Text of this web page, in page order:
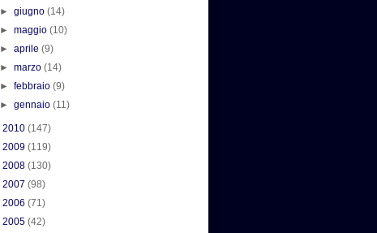
►giugno(14)
►maggio(10)
►aprile(9)
►marzo(14)
►febbraio(9)
►gennaio(11)
2010 (147)
2009 (119)
2008 (130)
2007 (98)
2006 (71)
2005 (42)